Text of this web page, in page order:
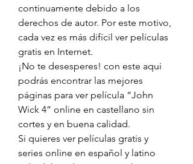
continuamente debido a los
derechos de autor. Por este motivo,
cada vez es más difícil ver películas
gratis en Internet.
¡No te desesperes! con este aqui
podrás encontrar las mejores
páginas para ver película “John
Wick 4” online en castellano sin
cortes y en buena calidad.
Si quieres ver películas gratis y
series online en español y latino